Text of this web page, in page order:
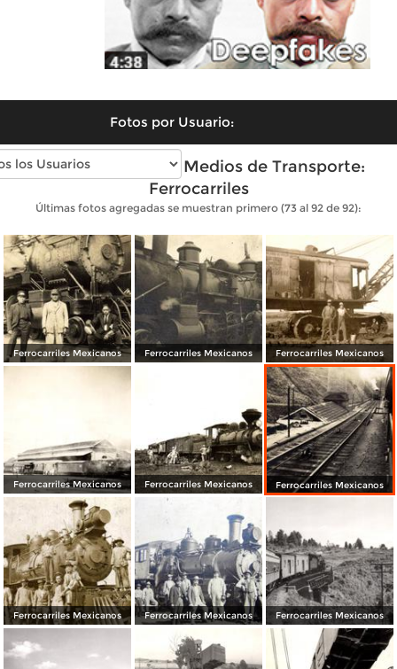
Fotos por Usuario:
Fotos antiguas de Medios de Transporte:
Ferrocarriles
Últimas fotos agregadas se muestran primero (73 al 92 de 92):
Ferrocarriles Mexicanos Ferrocarriles Mexicanos Ferrocarriles Mexicanos
Ferrocarriles Mexicanos Ferrocarriles Mexicanos Ferrocarriles Mexicanos
Ferrocarriles Mexicanos Ferrocarriles Mexicanos Ferrocarriles Mexicanos